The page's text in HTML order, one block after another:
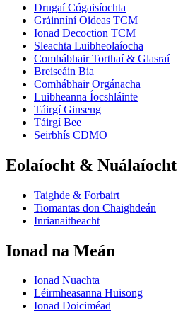
Drugaí Cógaisíochta
Gráinníní Oideas TCM
Ionad Decoction TCM
Sleachta Luibheolaíocha
Comhábhair Torthaí & Glasraí
Breiseáin Bia
Comhábhair Orgánacha
Luibheanna Íocshláinte
Táirgí Ginseng
Táirgí Bee
Seirbhís CDMO
Eolaíocht & Nuálaíocht
Taighde & Forbairt
Tiomantas don Chaighdeán
Inrianaitheacht
Ionad na Meán
Ionad Nuachta
Léirmheasanna Huisong
Ionad Doiciméad